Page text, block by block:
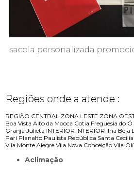
sacola personalizada
Regiões onde a atende :
REGIÃO CENTRAL ZONA LESTE ZONA
Boa Vista Alto da Mooca Cotia Freguesia do Ó
Granja Julieta INTERIOR INTERIOR Ilha Bela
Pari Planalto Paulista República Santa Cecília
Vila Monte Alegre Vila Nova Conceição Vila
Aclimação